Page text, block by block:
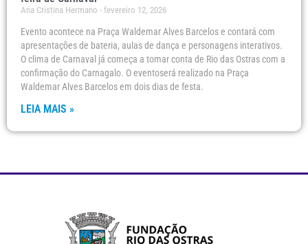
Ana Cristina Hermano fevereiro 12, 2026
Evento acontece na Praça Waldemar Alves Barcelos e contará com
apresentações de bateria, aulas de dança e personagens interativos.
O clima de Carnaval já começa a tomar conta de Rio das Ostras com a
confirmação do Carnagalo. O eventoserá realizado na Praça
Waldemar Alves Barcelos em dois dias de festa.
LEIA MAIS »